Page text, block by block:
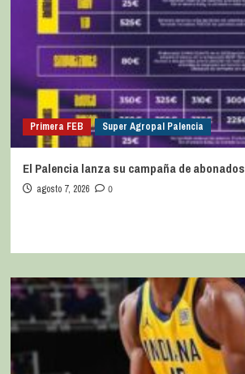
Primera FEB Super Agropal Palencia
El Palencia lanza su campaña de abonados
agosto 7, 2026 0